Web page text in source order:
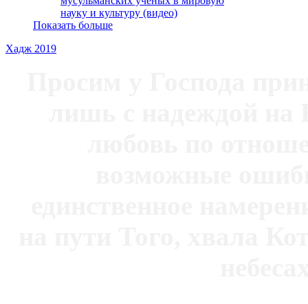
науку и культуру (видео)
Показать больше
Хадж 2019